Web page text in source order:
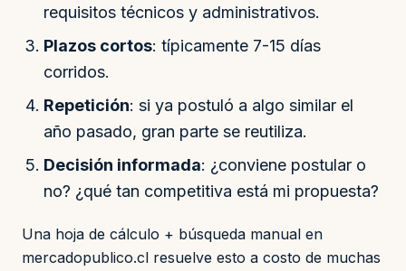
requisitos técnicos y administrativos.
Plazos cortos: típicamente 7-15 días
corridos.
Repetición: si ya postuló a algo similar el
año pasado, gran parte se reutiliza.
Decisión informada: ¿conviene postular o
no? ¿qué tan competitiva está mi propuesta?
Una hoja de cálculo + búsqueda manual en
mercadopublico.cl resuelve esto a costo de muchas